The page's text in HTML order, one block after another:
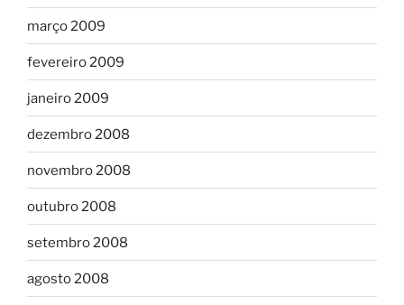
março 2009
fevereiro 2009
janeiro 2009
dezembro 2008
novembro 2008
outubro 2008
setembro 2008
agosto 2008